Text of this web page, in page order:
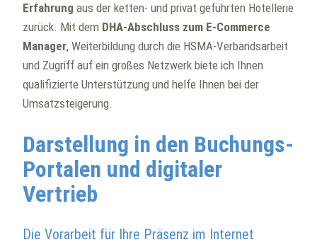
Erfahrung aus der ketten- und privat geführten Hotellerie
zurück. Mit dem DHA-Abschluss zum E-Commerce
Manager, Weiterbildung durch die HSMA-Verbandsarbeit
und Zugriff auf ein großes Netzwerk biete ich Ihnen
qualifizierte Unterstützung und helfe Ihnen bei der
Umsatzsteigerung.
Darstellung in den Buchungs-
Portalen und digitaler
Vertrieb
Die Vorarbeit für Ihre Präsenz im Internet